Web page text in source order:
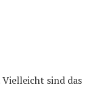
sind das